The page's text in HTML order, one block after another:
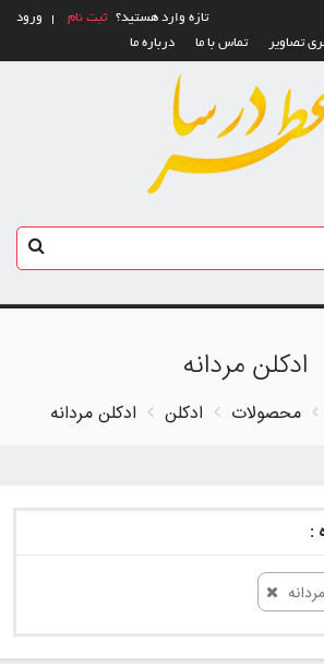
تازه وارد هستید؟ ثبت نام
ورود
تصاویر تماس با ما درباره ما
ادکلن مردانه
محصولات ادکلن ادکلن مردانه
: